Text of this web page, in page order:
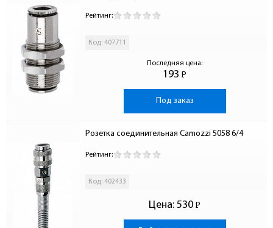
Рейтинг:
Код: 407711
Последняя цена:
193 Р
-
Под заказ
Розетка соединительная Camozzi 5058 6/4
Рейтинг:
Код: 402433
Цена: 530 Р
-